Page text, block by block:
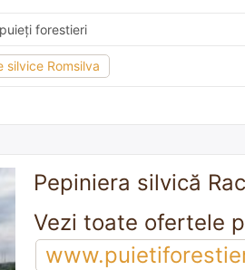
forestieri
silvice Romsilva
Pepiniera silvică